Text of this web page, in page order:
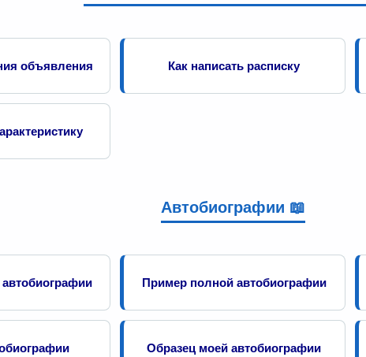
объявления Как написать расписку
Автобиографии 📖
Пример полной автобиографии
Образец моей автобиографии